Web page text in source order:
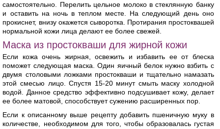
самостоятельно. Перелить цельное молоко в стеклянную банку
и оставить на ночь в теплом месте. На следующий день оно
прокиснет, внизу окажется сыворотка. Протирания простоквашей
нормальной кожи лица делают ее более свежей.
Маска из простокваши для жирной кожи
Если кожа очень жирная, освежить и избавить ее от блеска
поможет следующая маска. Один яичный белок нужно взбить с
двумя столовыми ложками простокваши и тщательно намазать
этой смесью лицо. Спустя 15-20 минут смыть маску холодной
водой. Данное средство эффективно подсушивает кожу, делает
ее более матовой, способствует сужению расширенных пор.
Если к описанному выше рецепту добавить пшеничную муку в
количестве, необходимом для того, чтобы образовалась густая